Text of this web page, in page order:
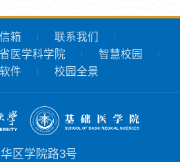
箱
联系我们
医学科学院
智慧校园
件 校园全景
区学院路3号